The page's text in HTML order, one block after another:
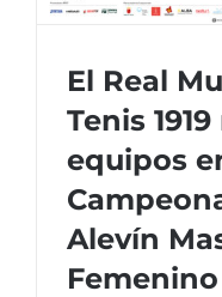
El Real Murcia
58 equipos en
Alevín
El Real
Tenis
equipos
Alevín
Femenino